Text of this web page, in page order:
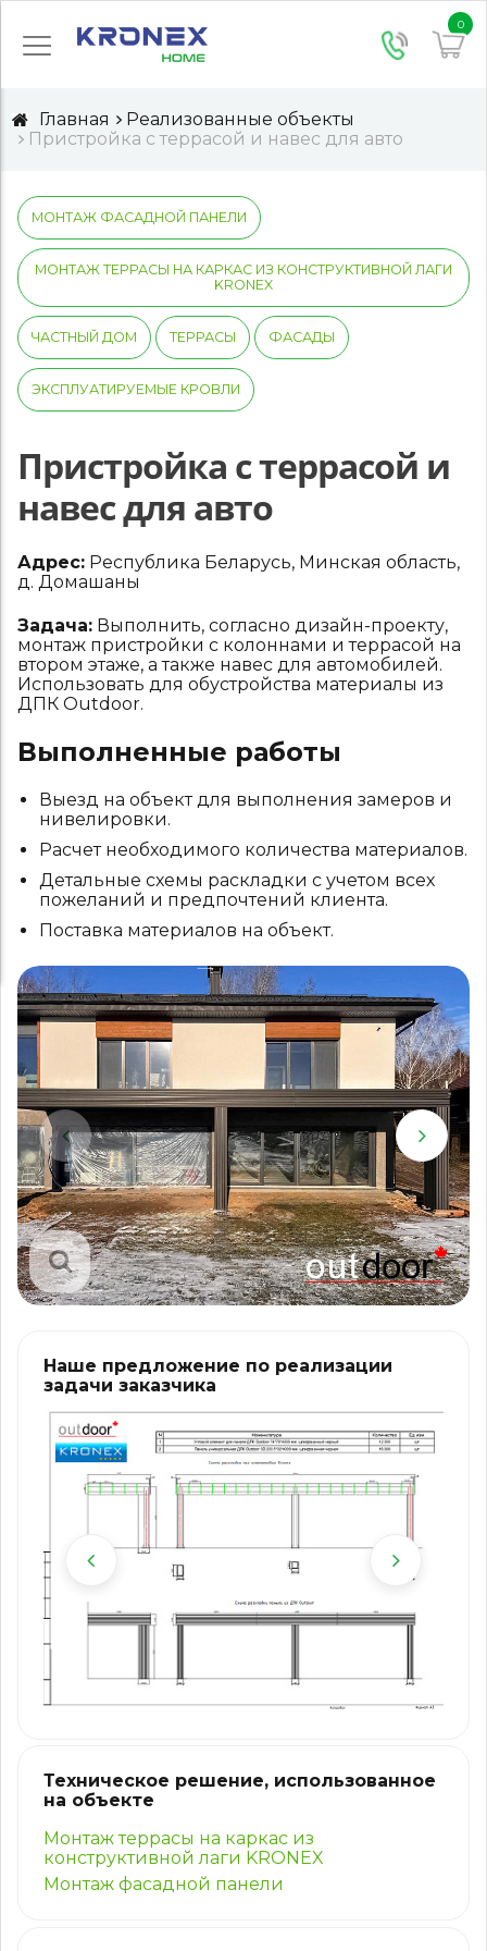
0
Главная
Реализованные объекты
Пристройка с террасой и навес для авто
МОНТАЖ ФАСАДНОЙ ПАНЕЛИ
МОНТАЖ ТЕРРАСЫ НА КАРКАС ИЗ КОНСТРУКТИВНОЙ ЛАГИ
KRONEX
ЧАСТНЫЙ ДОМ ТЕРРАСЫ ФАСАДЫ
ЭКСПЛУАТИРУЕМЫЕ КРОВЛИ
Пристройка с террасой и
навес для авто
Адрес: Республика Беларусь, Минская область,
д. Домашаны
Задача: Выполнить, согласно дизайн-проекту,
монтаж пристройки с колоннами и террасой на
втором этаже, а также навес для автомобилей.
Использовать для обустройства материалы из
ДПК Outdoor.
Выполненные работы
Выезд на объект для выполнения замеров и
нивелировки.
Расчет необходимого количества материалов.
Детальные схемы раскладки с учетом всех
пожеланий и предпочтений клиента.
Поставка материалов на объект.
Наше предложение по реализации
задачи заказчика
Техническое решение, использованное
на объекте
Монтаж террасы на каркас из
конструктивной лаги KRONEX
Монтаж фасадной панели